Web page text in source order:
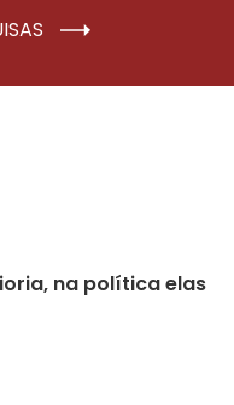
na política elas